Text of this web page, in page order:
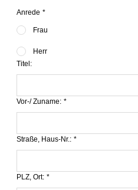
Anrede *
Frau
Herr
Titel:
Vor-/ Zuname: *
Straße, Haus-Nr.: *
PLZ, Ort: *